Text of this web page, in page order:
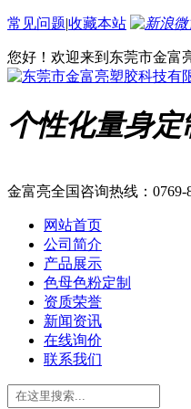
常见问题|收藏本站
您好！欢迎来到东莞市金富
个性化量身
金富亮全国咨询热线： 0769-
网站首页
公司简介
产品展示
色母色粉定制
资质荣誉
新闻资讯
在线询价
联系我们